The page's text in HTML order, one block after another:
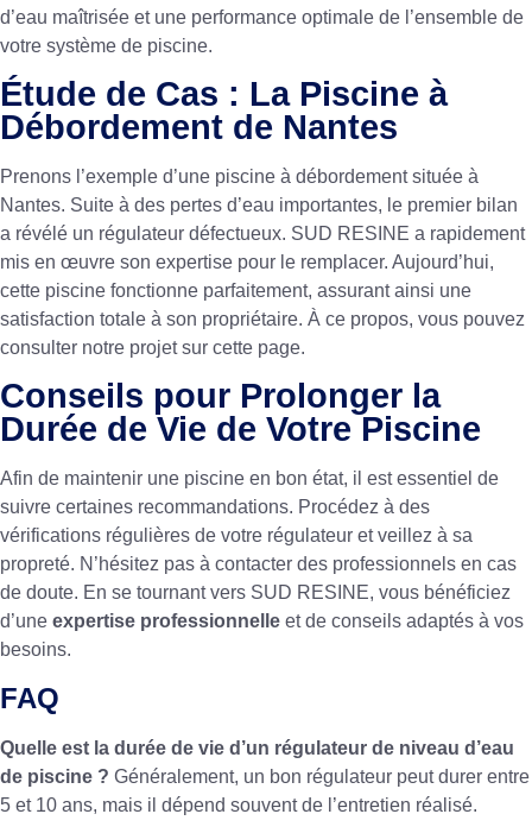
d’eau maîtrisée et une performance optimale de l’ensemble de
votre système de piscine.
Étude de Cas : La Piscine à
Débordement de Nantes
Prenons l’exemple d’une piscine à débordement située à
Nantes. Suite à des pertes d’eau importantes, le premier bilan
a révélé un régulateur défectueux. SUD RESINE a rapidement
mis en œuvre son expertise pour le remplacer. Aujourd’hui,
cette piscine fonctionne parfaitement, assurant ainsi une
satisfaction totale à son propriétaire. À ce propos, vous pouvez
consulter notre projet sur cette page.
Conseils pour Prolonger la
Durée de Vie de Votre Piscine
Afin de maintenir une piscine en bon état, il est essentiel de
suivre certaines recommandations. Procédez à des
vérifications régulières de votre régulateur et veillez à sa
propreté. N’hésitez pas à contacter des professionnels en cas
de doute. En se tournant vers SUD RESINE, vous bénéficiez
d’une expertise professionnelle et de conseils adaptés à vos
besoins.
FAQ
Quelle est la durée de vie d’un régulateur de niveau d’eau
de piscine ? Généralement, un bon régulateur peut durer entre
5 et 10 ans, mais il dépend souvent de l’entretien réalisé.